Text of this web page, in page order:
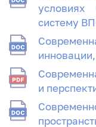
условиях
систему
и